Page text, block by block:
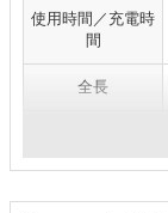
使用時間／充電時
間
全長